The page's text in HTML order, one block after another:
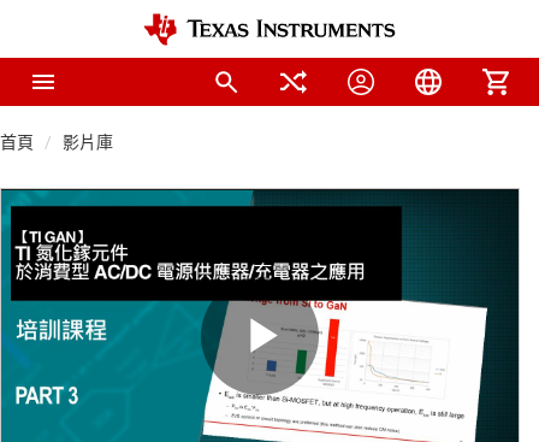
首頁 影片庫
Play